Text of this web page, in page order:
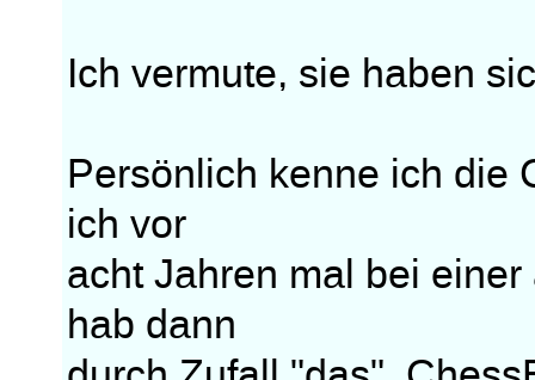
Ich vermute, sie haben
Persönlich kenne ich die
ich vor
acht Jahren mal bei
hab dann